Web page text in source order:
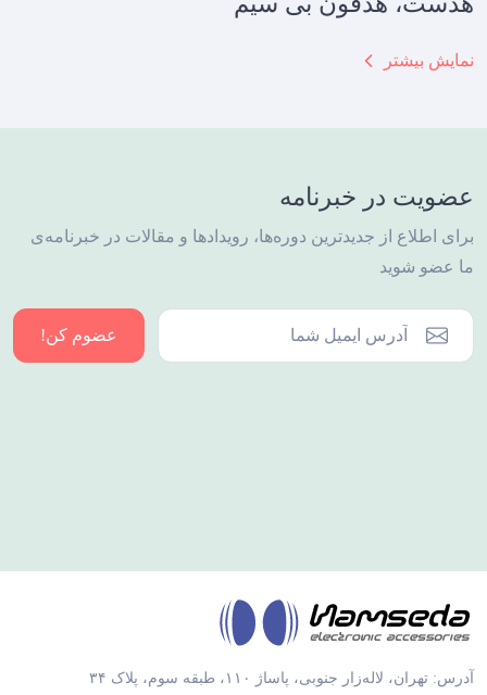
عضویت در خبرنامه
برای اطلاع از جدیدترین دوره‌ها، رویدادها و مقالات در خبرنامه‌ی
ما عضو شوید
عضوم کن!
آدرس: تهران، لاله‌زار جنوبی، پاساژ ۱۱۰، طبقه سوم، پلاک ۳۴